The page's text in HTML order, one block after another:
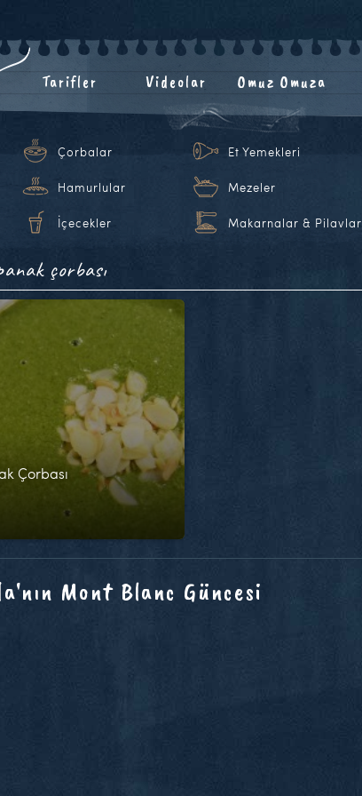
Tarifler Videolar Omuz Omuza
Çorbalar Et Yemekleri
Hamurlular Mezeler
İçecekler Makarnalar & Pilavlar
çorbası
Çorbası
Mont Blanc Güncesi